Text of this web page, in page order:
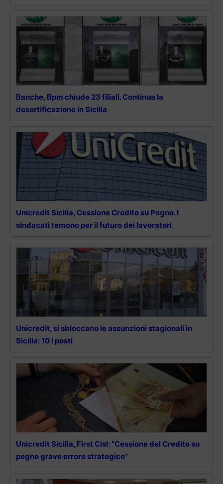
Banche, Bpm chiude 23 filiali. Continua la
desertificazione in Sicilia
Unicredit Sicilia, Cessione Credito su Pegno. I
sindacati temono per il futuro dei lavoratori
Unicredit, si sbloccano le assunzioni stagionali in
Sicilia: 10 i posti
Unicredit Sicilia, First Cisl: “Cessione del Credito su
pegno grave errore strategico”